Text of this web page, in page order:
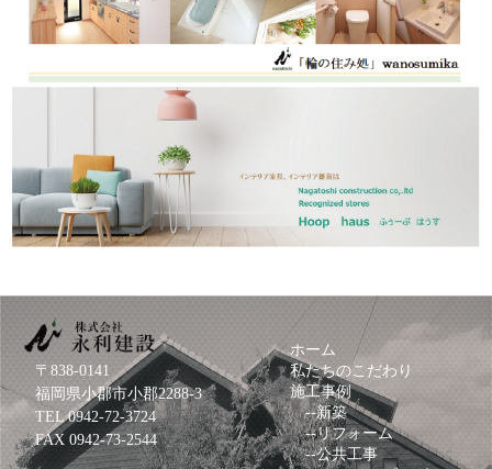
〒838-0141
福岡県小郡市小郡2288-3
TEL0942-72-3724
FAX 0942-73-2544
ホーム
私たちのこだわり
施工事例
--新築
--リフォーム
--公共工事